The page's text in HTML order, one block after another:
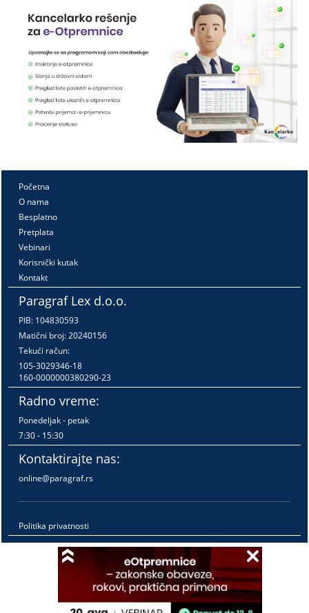
Početna
O nama
Besplatno
Pretplata
Vebinari
Korisnički kutak
Kontakt
Paragraf Lex d.o.o.
PIB: 104830593
Matični broj: 20240156
Tekući račun:
105-3029346-18
160-0000000380290-23
Radno vreme:
Ponedeljak - petak
7:30 - 15:30
Kontaktirajte nas:
online@paragraf.rs
Politika privatnosti